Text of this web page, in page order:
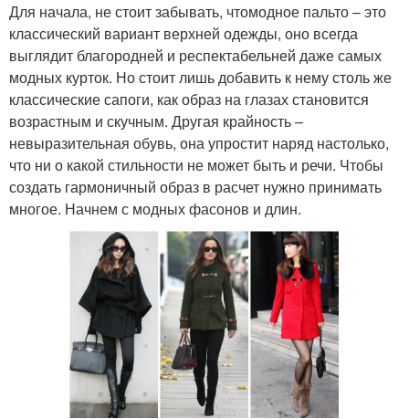
Для начала, не стоит забывать, чтомодное пальто – это
классический вариант верхней одежды, оно всегда
выглядит благородней и респектабельней даже самых
модных курток. Но стоит лишь добавить к нему столь же
классические сапоги, как образ на глазах становится
возрастным и скучным. Другая крайность –
невыразительная обувь, она упростит наряд настолько,
что ни о какой стильности не может быть и речи. Чтобы
создать гармоничный образ в расчет нужно принимать
многое. Начнем с модных фасонов и длин.